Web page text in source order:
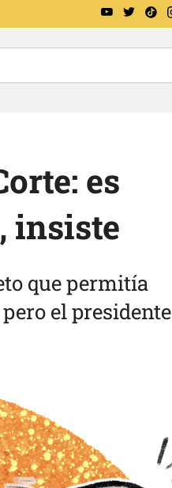
es
insiste
que permitía
el presidente